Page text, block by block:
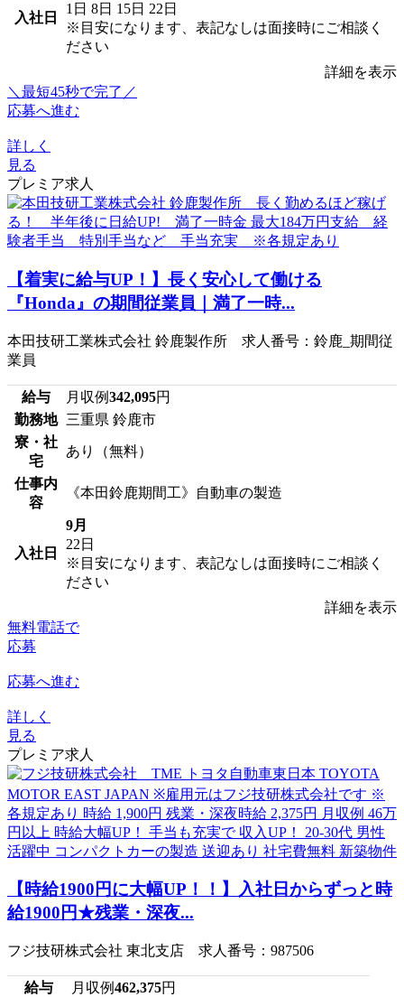
入社日
1日 8日 15日 22日
※目安になります、表記なしは面接時にご相談く
ださい
詳細を表示
＼最短45秒で完了／
応募へ進む
詳しく
見る
プレミア求人
【着実に給与UP！】長く安心して働ける
『Honda』の期間従業員｜満了一時...
本田技研工業株式会社 鈴鹿製作所 求人番号：鈴鹿_期間従
業員
給与 月収例342,095円
勤務地 三重県 鈴鹿市
寮・社
宅
あり（無料）
仕事内
容
《本田鈴鹿期間工》自動車の製造
入社日
9月
22日
※目安になります、表記なしは面接時にご相談く
ださい
詳細を表示
無料電話で
応募
応募へ進む
詳しく
見る
プレミア求人
【時給1900円に大幅UP！！】入社日からずっと時
給1900円★残業・深夜...
フジ技研株式会社 東北支店 求人番号：987506
給与 月収例462,375円